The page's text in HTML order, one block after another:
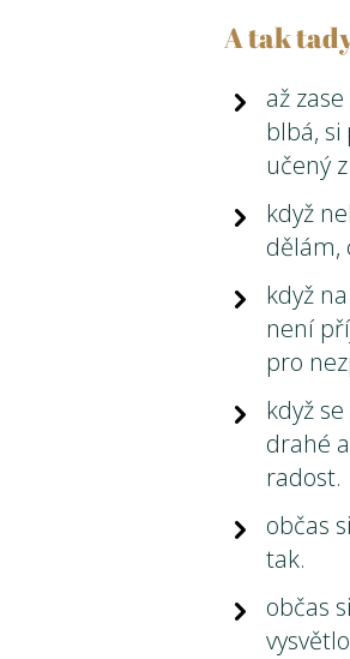
A tak
až
blbá, si
učený
když
dělám,
když
není
pro
když
drahé
radost.
občas
tak.
občas